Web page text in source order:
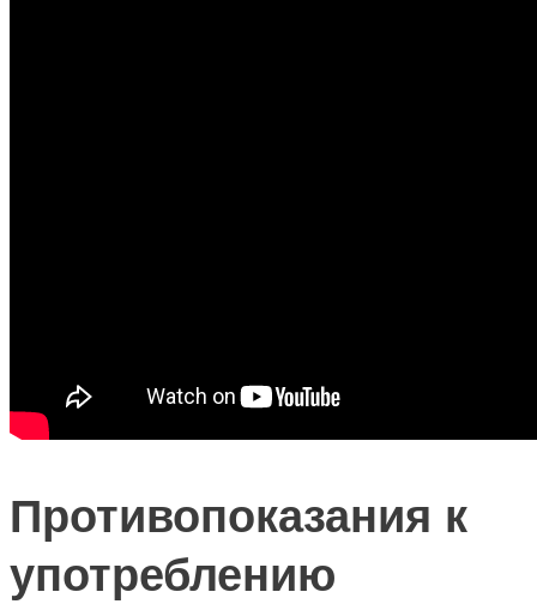
Противопоказания к
употреблению